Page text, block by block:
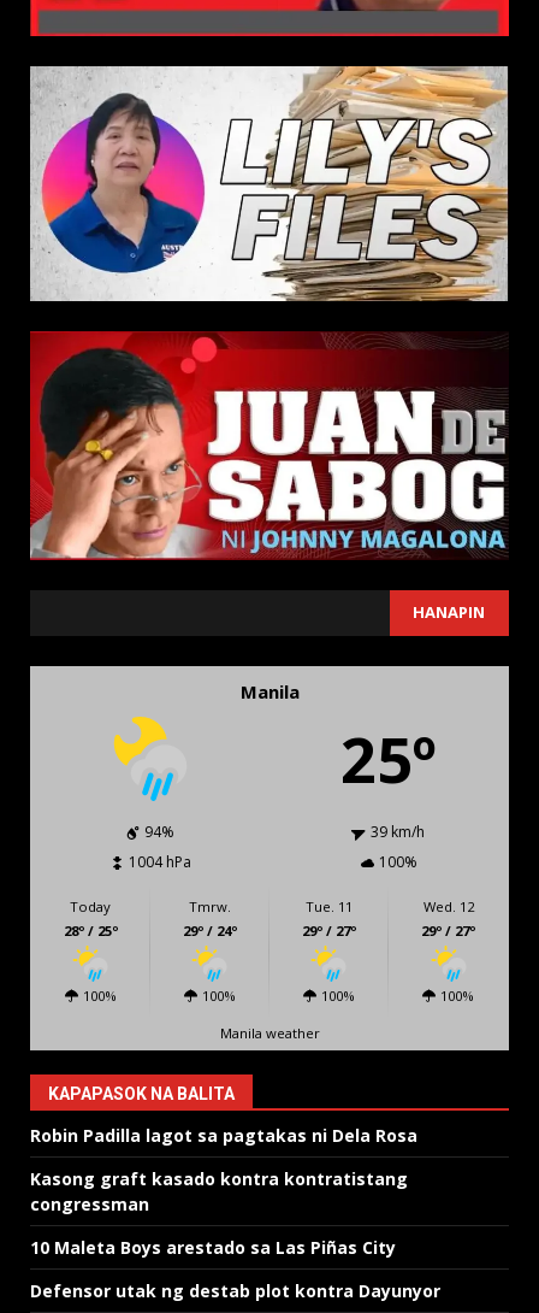
HANAPIN
Manila
25º
94%
39 km/h
1004 hPa
100%
Today
28º / 25º
100%
Tmrw.
29º / 24º
100%
Tue. 11
29º / 27º
100%
Wed. 12
29º / 27º
100%
Manila weather
KAPAPASOK NA BALITA
Robin Padilla lagot sa pagtakas ni Dela Rosa
Kasong graft kasado kontra kontratistang
congressman
10 Maleta Boys arestado sa Las Piñas City
Defensor utak ng destab plot kontra Dayunyor